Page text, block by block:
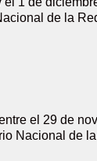
de la
el 29 de
Nacional de